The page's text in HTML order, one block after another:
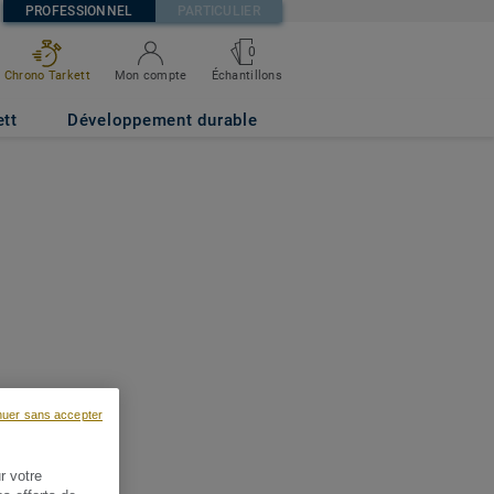
PROFESSIONNEL PARTICULIER
Chrono Tarkett Mon compte
0
Échantillons
Développement durable
votre
sans accepter